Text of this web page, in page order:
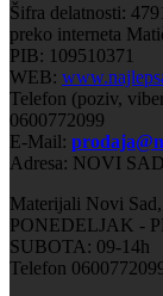
Šifra delatnosti:
preko interneta
PIB: 109510371
WEB:
Telefon (poziv,
0600772099
E-Mail:
Adresa: NOVI
Materijali Novi
PONEDELJAK -
SUBOTA: 09-14h
Telefon